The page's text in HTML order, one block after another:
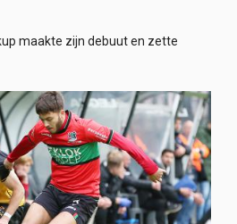
maakte zijn debuut en zette